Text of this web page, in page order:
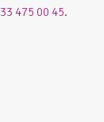
475 00 45.